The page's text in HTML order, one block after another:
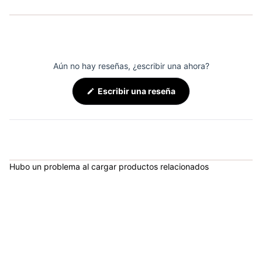
Aún no hay reseñas, ¿escribir una ahora?
Escribir una reseña(Se
abre
en
nueva
Hubo un problema al cargar productos relacionados